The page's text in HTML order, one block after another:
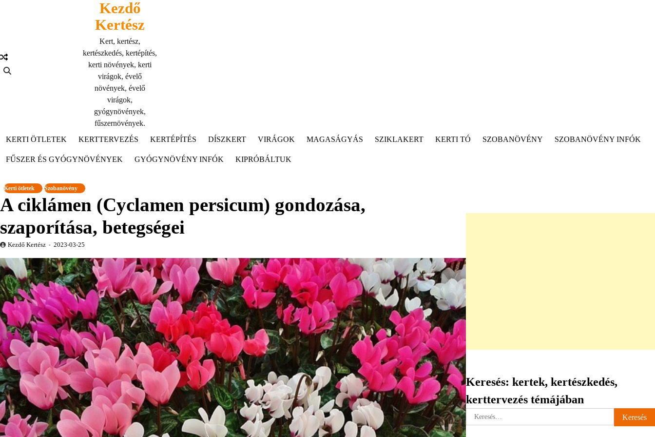
Kezdő
Kertész
Kert, kertész,
kertészkedés, kertépítés,
kerti növények, kerti
virágok, évelő
növények, évelő
virágok,
gyógynövények,
fűszernövények.
KERTI ÖTLETEK
KERTTERVEZÉS KERTÉPÍTÉS DÍSZKERT VIRÁGOK MAGASÁGYÁS SZIKLAKERT KERTI TÓ SZOBANÖVÉNY SZOBANÖVÉNY INFÓK
FŰSZER ÉS GYÓGYNÖVÉNYEK GYÓGYNÖVÉNY INFÓK KIPRÓBÁLTUK
Kerti ötletek Szobanövény
A ciklámen (Cyclamen persicum) gondozása,
szaporítása, betegségei
Kezdő Kertész 2023-03-25
Keresés: kertek, kertészkedés,
kerttervezés témájában
Keresés: